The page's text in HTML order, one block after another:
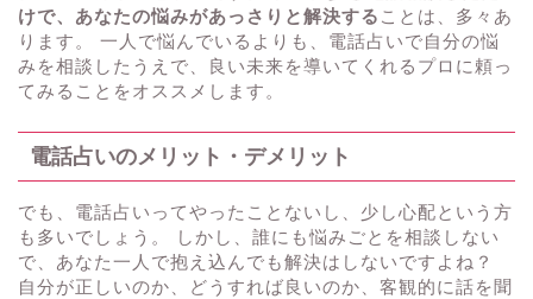
けで、あなたの悩みがあっさりと解決する ことは、多々あ
ります。 一人で悩んでいるよりも、電話占いで自分の悩
みを相談したうえで、良い未来を導いてくれるプロに頼っ
てみることをオススメします。
電話占いのメリット・デメリット
でも、電話占いってやったことないし、少し心配という方
も多いでしょう。 しかし、誰にも悩みごとを相談しない
で、あなた一人で抱え込んでも解決はしないですよね？
自分が正しいのか、どうすれば良いのか、客観的に話を聞